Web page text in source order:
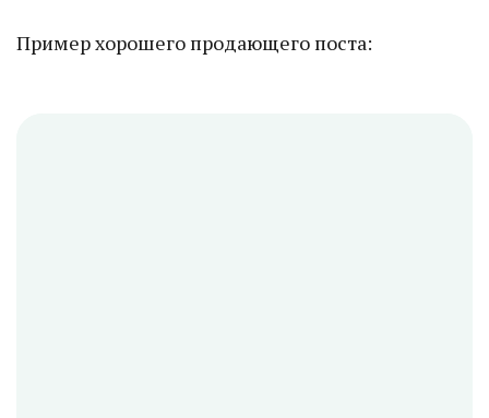
Пример хорошего продающего поста: